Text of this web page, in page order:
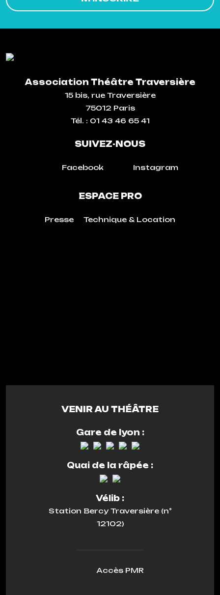
Association Théâtre Traversière
15 bis, rue Traversière
75012 Paris
Tél. : 01 43 46 65 41
SUIVEZ-NOUS
Facebook Instagram
ESPACE PRO
Presse Technique & Location
VENIR AU THÉÂTRE
Gare de lyon :
Quai de la râpée :
Vélib :
Station Bercy Traversière (n°
12102)
Accès PMR